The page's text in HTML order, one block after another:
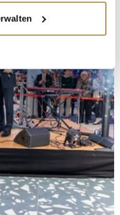
Lage
Meter genau sein
identifizieren
persönlichen Daten
Ihre Präferenzen im
und Anzeigen zu
Medien anbieten
Website zu
Informationen zu Ihrer
unsere Partner für